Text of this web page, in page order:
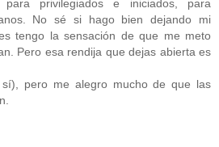
para privilegiados e iniciados, para
No sé si hago bien dejando mi
tengo la sensación de que me meto
Pero esa rendija que dejas abierta es
pero me alegro mucho de que las